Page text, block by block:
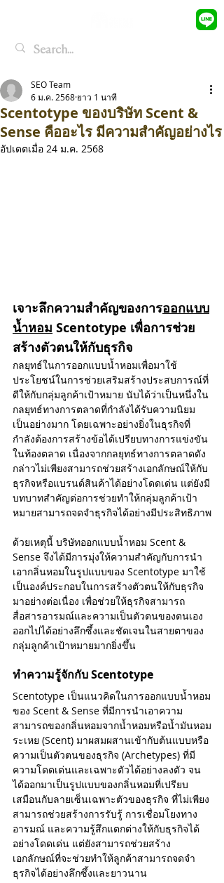
Search By Tags
Archive
สิงหาคม 2569(1)1 กระทู้
มิถุนายน 2568(5)5 กระทู้
เมษายน 2568 (4)4 กระทู้
มีนาคม 2568 (1)1 กระทู้
กุมภาพันธ์ 2568
(2) 2 กระทู้
มกราคม 2568 (4)4 กระทู้
ธันวาคม 2567 (1) 1 กระทู้
พฤศจิกายน 2567 (1)1 กระทู้
ตุลาคม 2567(1)1 กระทู้
กันยายน 2567(2)2 กระทู้
สิงหาคม 2567(3)3 กระทู้
มิถุนายน 2567(2)2 กระทู้
พฤษภาคม 2567
กุมภาพันธ์ 2566 (5)5 กระทู้
มกราคม 2566 (2)2 กระทู้
สิงหาคม 2565(7)7 กระทู้
พฤษภาคม 2565 (2)2 กระทู้
มกราคม 2565(1)1 กระทู้
พฤษภาคม 2564 (5)5 กระทู้
เมษายน 2564
(6)
Essential Oil PerfumePerfumeFactory
ScentScentAndSenseScentMarketing
brandfragrancefragrance trend2023
perfumeกลิ่นสำหรับการตลาดน้ำหอม
Scentotype ของบริษัท Scent &
Sense คืออะไร มีความสำคัญอย่างไร
SEO Team
6 ม.ค. 2568 ยาว 1 นาที
อัปเดตเมื่อ 24 ม.ค. 2568
เจาะลึกความสำคัญของการออกแบบ
น้ำหอม Scentotype เพื่อการช่วย
สร้างตัวตนให้กับธุรกิจ
กลยุทธ์ในการออกแบบน้ำหอมเพื่อมาใช้
ประโยชน์ในการช่วยเสริมสร้างประสบการณ์ที่
ดีให้กับกลุ่มลูกค้าเป้าหมาย นับได้ว่าเป็นหนึ่งใน
กลยุทธ์ทางการตลาดที่กำลังได้รับความนิยม
เป็นอย่างมาก โดยเฉพาะอย่างยิ่งในธุรกิจที่
กำลังต้องการสร้างข้อได้เปรียบทางการแข่งขัน
ในท้องตลาด เนื่องจากกลยุทธ์ทางการตลาดดัง
กล่าวไม่เพียงสามารถช่วยสร้างเอกลักษณ์ให้กับ
ธุรกิจหรือแบรนด์สินค้าได้อย่างโดดเด่น แต่ยังมี
บทบาทสำคัญต่อการช่วยทำให้กลุ่มลูกค้าเป้า
หมายสามารถจดจำธุรกิจได้อย่างมีประสิทธิภาพ
ด้วยเหตุนี้ บริษัทออกแบบน้ำหอม Scent &
Sense จึงได้มีการมุ่งให้ความสำคัญกับการนำ
เอากลิ่นหอมในรูปแบบของ Scentotype มาใช้
เป็นองค์ประกอบในการสร้างตัวตนให้กับธุรกิจ
มาอย่างต่อเนื่อง เพื่อช่วยให้ธุรกิจสามารถ
สื่อสารอารมณ์และความเป็นตัวตนของตนเอง
ออกไปได้อย่างลึกซึ้งและชัดเจนในสายตาของ
กลุ่มลูกค้าเป้าหมายมากยิ่งขึ้น
ทำความรู้จักกับ Scentotype
Scentotype เป็นแนวคิดในการออกแบบน้ำหอม
ของ Scent & Sense ที่มีการนำเอาความ
สามารถของกลิ่นหอมจากน้ำหอมหรือน้ำมันหอม
ระเหย (Scent) มาผสมผสานเข้ากับต้นแบบหรือ
ความเป็นตัวตนของธุรกิจ (Archetypes) ที่มี
ความโดดเด่นและเฉพาะตัวได้อย่างลงตัว จน
ได้ออกมาเป็นรูปแบบของกลิ่นหอมที่เปรียบ
เสมือนกับลายเซ็นเฉพาะตัวของธุรกิจ ที่ไม่เพียง
สามารถช่วยสร้างการรับรู้ การเชื่อมโยงทาง
อารมณ์ และความรู้สึกแตกต่างให้กับธุรกิจได้
อย่างโดดเด่น แต่ยังสามารถช่วยสร้าง
เอกลักษณ์ที่จะช่วยทำให้ลูกค้าสามารถจดจำ
ธุรกิจได้อย่างลึกซึ้งและยาวนาน